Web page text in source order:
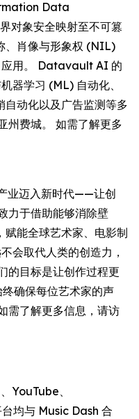
Data
对象安全映射至不可篡
、肖像与形象权 (NIL)
应用。 Datavault AI 的
器学习 (ML) 自动化、
自动化以及广告监测等多
州费城。 如需了解更多
业迈入新时代——让创
力于借助能够消除壁
赋能全球艺术家、电影制
会取代人类的创造力，
的目标是让创作过程更
确保每位艺术家的声
需了解更多信息，请访
YouTube、
均与 Music Dash 合